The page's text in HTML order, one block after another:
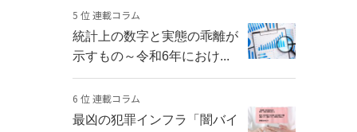
5 位 連載コラム
統計上の数字と実態の乖離が
示すもの～令和6年におけ...
6 位 連載コラム
最凶の犯罪インフラ「闇バイ